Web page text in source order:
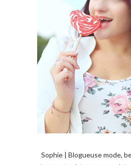
Sophie | Blogueuse mode,